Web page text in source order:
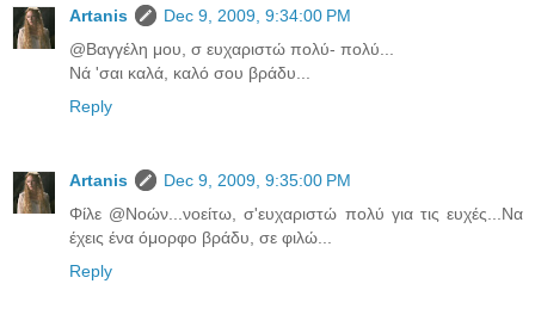
Artanis
Dec 9, 2009, 9:34:00 PM
@Βαγγέλη μου, σ ευχαριστώ πολύ- πολύ...
Νά 'σαι καλά, καλό σου βράδυ...
Reply
Artanis
Dec 9, 2009, 9:35:00 PM
Φίλε @Νοών...νοείτω, σ'ευχαριστώ πολύ για τις ευχές...Να
έχεις ένα όμορφο βράδυ, σε φιλώ...
Reply